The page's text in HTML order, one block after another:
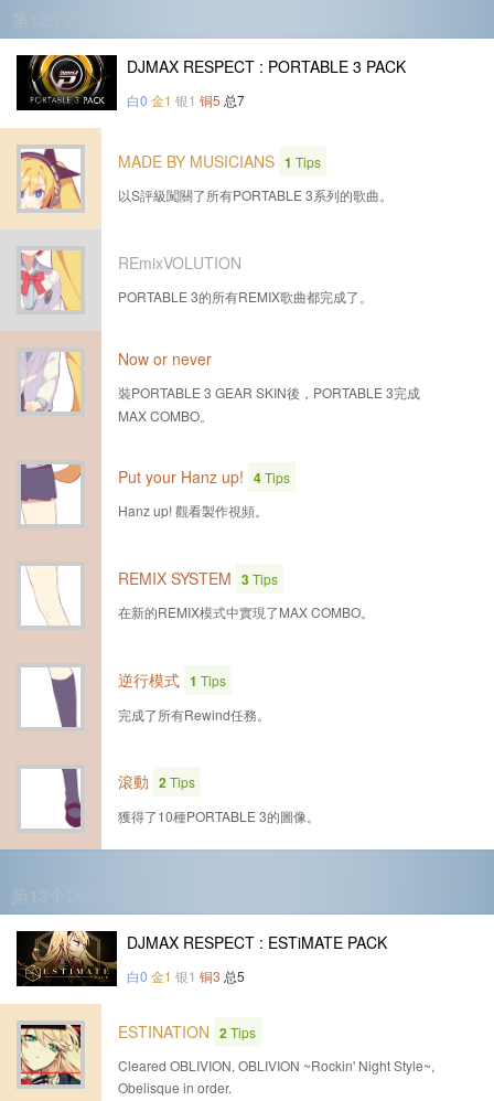
DJMAX RESPECT : PORTABLE 3 PACK
白0 金1 银1 铜5 总7
MADE BY MUSICIANS 1 Tips
以S評級闖關了所有PORTABLE 3系列的歌曲。
REmixVOLUTION
PORTABLE 3的所有REMIX歌曲都完成了。
Now or never
裝PORTABLE 3 GEAR SKIN後，PORTABLE 3完成
MAX COMBO。
Put your Hanz up! 4Tips
Hanz up! 觀看製作視頻。
REMIX SYSTEM 3Tips
在新的REMIX模式中實現了MAX COMBO。
逆行模式 1 Tips
完成了所有Rewind任務。
滾動 2Tips
獲得了10種PORTABLE 3的圖像。
第13个DLC
DJMAX RESPECT : ESTiMATE PACK
白0 金1 银1 铜3 总5
ESTINATION 2Tips
Cleared OBLIVION, OBLIVION ~Rockin' Night Style~,
Obelisque in order.